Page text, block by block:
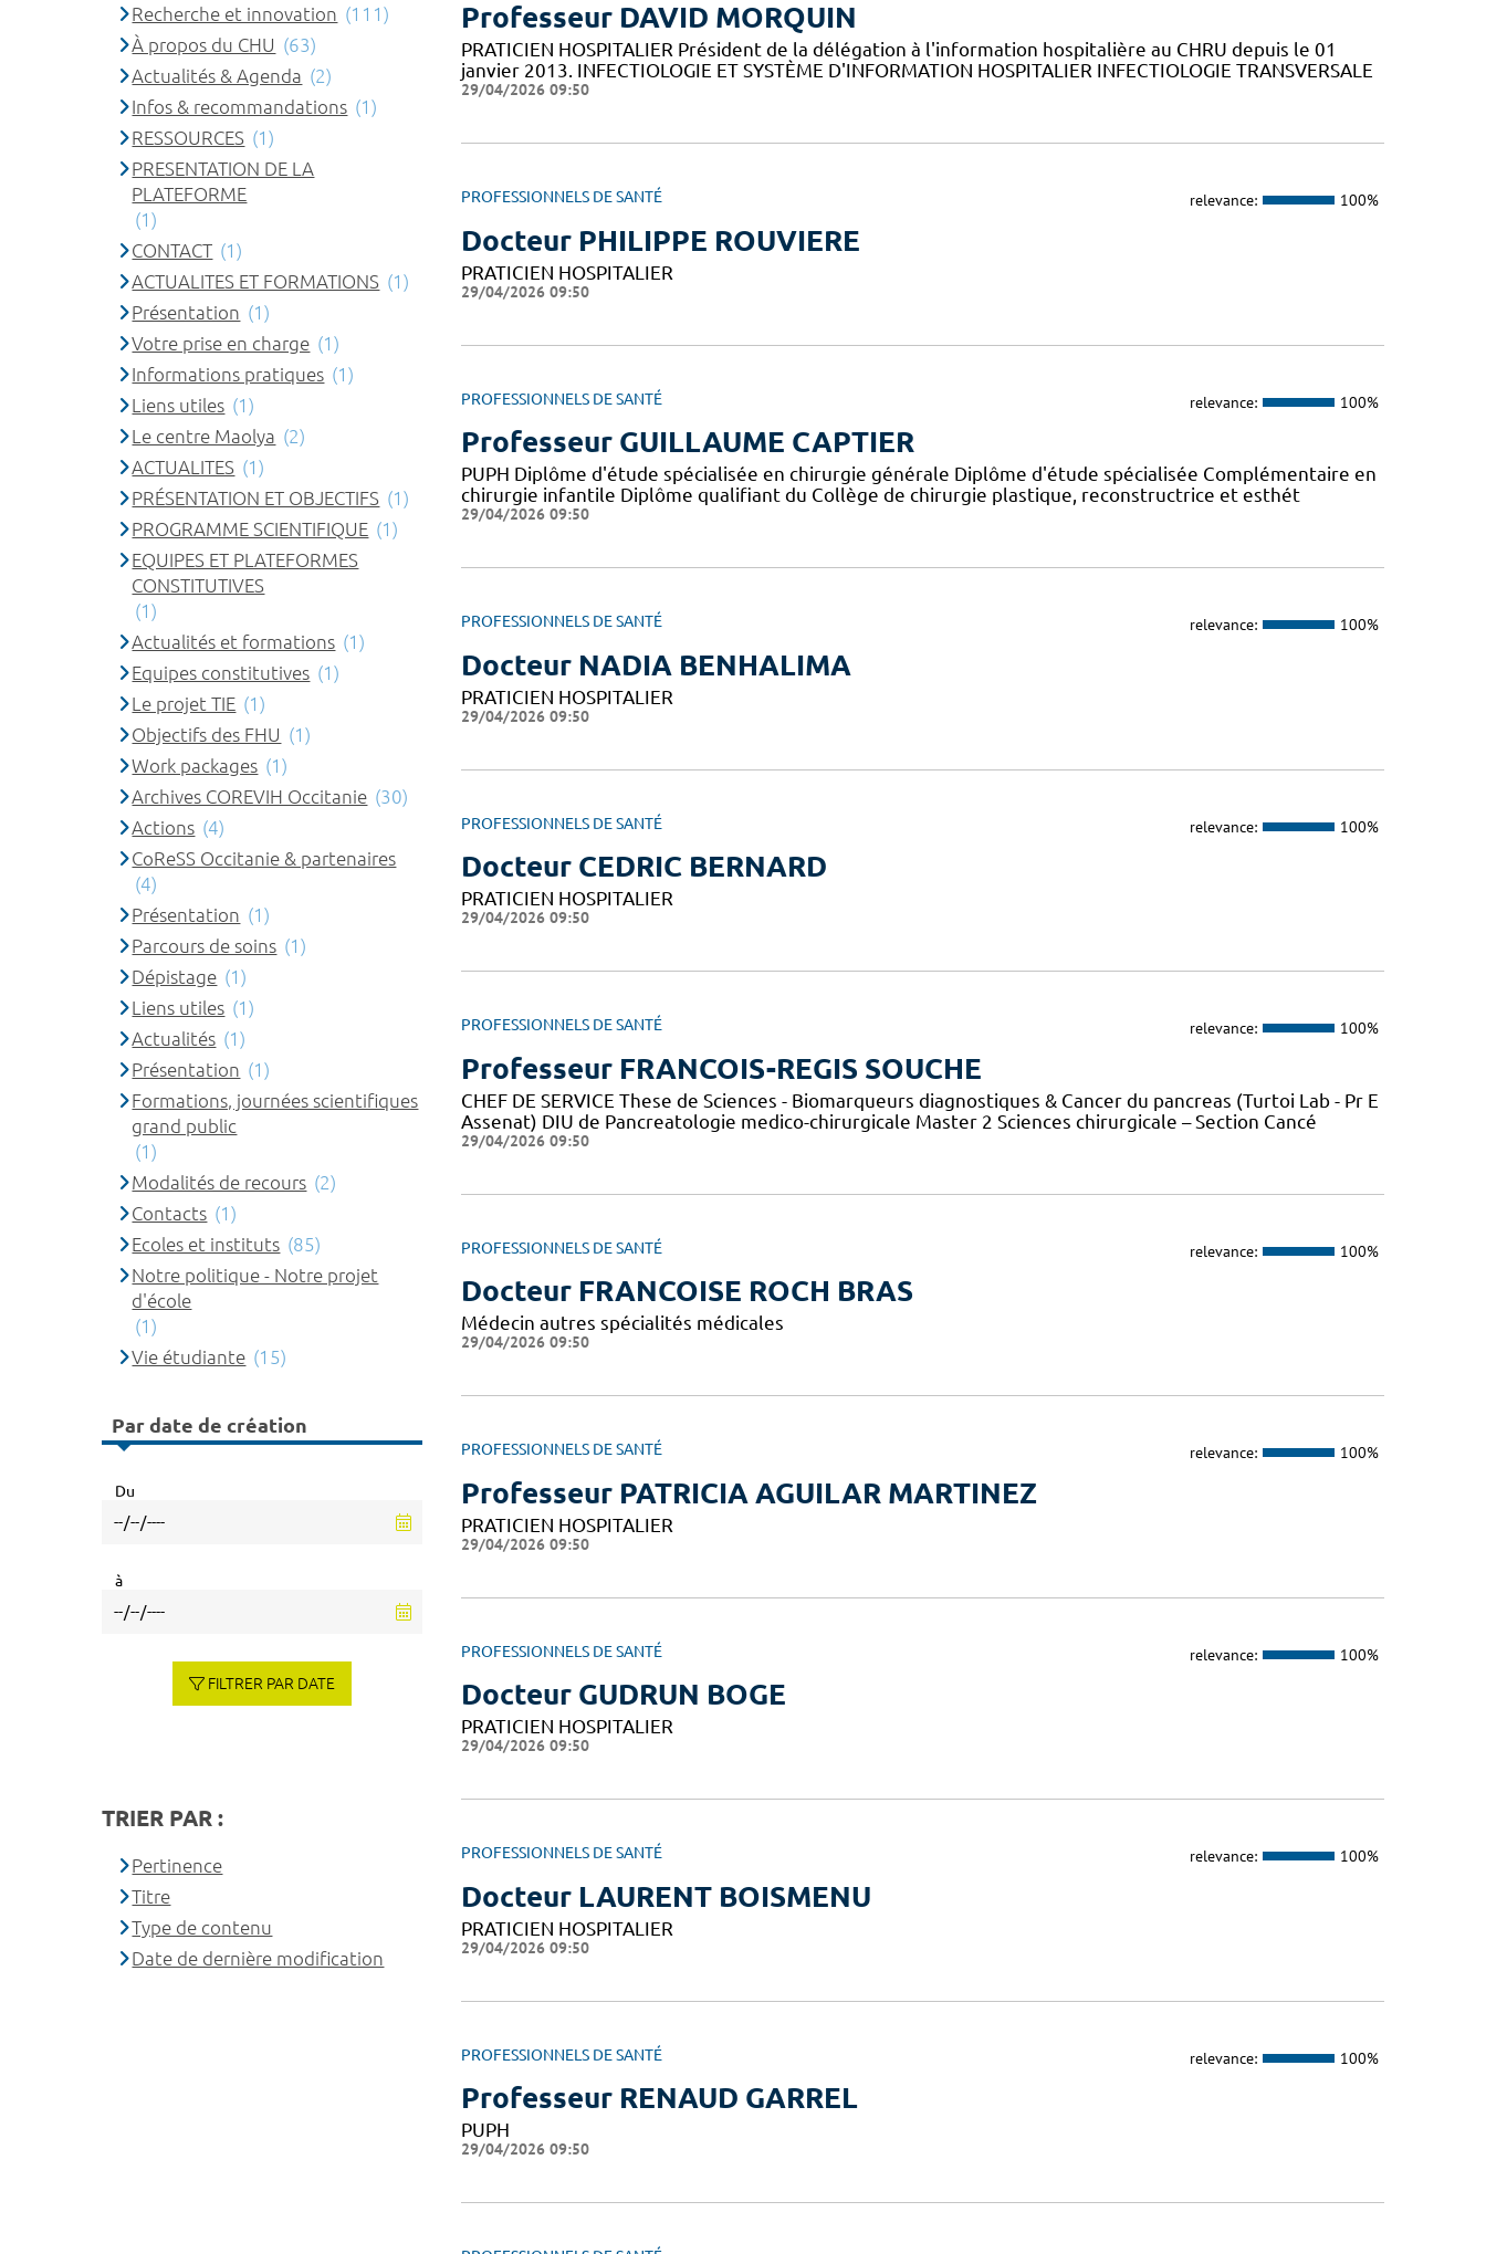
Professeur DAVID MORQUIN
PRATICIEN HOSPITALIER Président de la délégation à l'information hospitalière au CHRU depuis le 01
janvier 2013. INFECTIOLOGIE ET SYSTÈME D'INFORMATION HOSPITALIER INFECTIOLOGIE TRANSVERSALE
29/04/2026 09:50
PROFESSIONNELS DE SANTÉ relevance: 100%
Docteur PHILIPPE ROUVIERE
PRATICIEN HOSPITALIER
29/04/2026 09:50
PROFESSIONNELS DE SANTÉ relevance: 100%
Professeur GUILLAUME CAPTIER
PUPH Diplôme d'étude spécialisée en chirurgie générale Diplôme d'étude spécialisée Complémentaire en
chirurgie infantile Diplôme qualifiant du Collège de chirurgie plastique, reconstructrice et esthét
29/04/2026 09:50
PROFESSIONNELS DE SANTÉ relevance: 100%
Docteur NADIA BENHALIMA
PRATICIEN HOSPITALIER
29/04/2026 09:50
PROFESSIONNELS DE SANTÉ relevance: 100%
Docteur CEDRIC BERNARD
PRATICIEN HOSPITALIER
29/04/2026 09:50
PROFESSIONNELS DE SANTÉ relevance: 100%
Professeur FRANCOIS-REGIS SOUCHE
CHEF DE SERVICE These de Sciences - Biomarqueurs diagnostiques & Cancer du pancreas (Turtoi Lab - Pr E
Assenat) DIU de Pancreatologie medico-chirurgicale Master 2 Sciences chirurgicale – Section Cancé
29/04/2026 09:50
PROFESSIONNELS DE SANTÉ relevance: 100%
Docteur FRANCOISE ROCH BRAS
Médecin autres spécialités médicales
29/04/2026 09:50
PROFESSIONNELS DE SANTÉ relevance: 100%
Professeur PATRICIA AGUILAR MARTINEZ
PRATICIEN HOSPITALIER
29/04/2026 09:50
PROFESSIONNELS DE SANTÉ relevance: 100%
Docteur GUDRUN BOGE
PRATICIEN HOSPITALIER
29/04/2026 09:50
PROFESSIONNELS DE SANTÉ relevance: 100%
Docteur LAURENT BOISMENU
PRATICIEN HOSPITALIER
29/04/2026 09:50
PROFESSIONNELS DE SANTÉ relevance: 100%
Professeur RENAUD GARREL
PUPH
29/04/2026 09:50
Recherche et innovation (111)
À propos du CHU (63)
Actualités & Agenda (2)
Infos & recommandations (1)
RESSOURCES (1)
PRESENTATION DE LA
PLATEFORME
(1)
CONTACT (1)
ACTUALITES ET FORMATIONS (1)
Présentation (1)
Votre prise en charge (1)
Informations pratiques (1)
Liens utiles (1)
Le centre Maolya (2)
ACTUALITES (1)
PRÉSENTATION ET OBJECTIFS (1)
PROGRAMME SCIENTIFIQUE (1)
EQUIPES ET PLATEFORMES
CONSTITUTIVES
(1)
Actualités et formations (1)
Equipes constitutives (1)
Le projet TIE (1)
Objectifs des FHU (1)
Work packages (1)
Archives COREVIH Occitanie (30)
Actions (4)
CoReSS Occitanie & partenaires
(4)
Présentation (1)
Parcours de soins (1)
Dépistage (1)
Liens utiles (1)
Actualités (1)
Présentation (1)
Formations, journées scientifiques
grand public
(1)
Modalités de recours (2)
Contacts (1)
Ecoles et instituts (85)
Notre politique - Notre projet
d'école
(1)
Vie étudiante (15)
Par date de création
Du
à
FILTRER PAR DATE
TRIER PAR :
Pertinence
Titre
Type de contenu
Date de dernière modification